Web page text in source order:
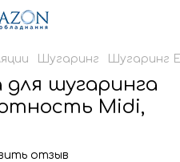
Шугаринг Шугаринг
шугаринга
Midi,
отзыв